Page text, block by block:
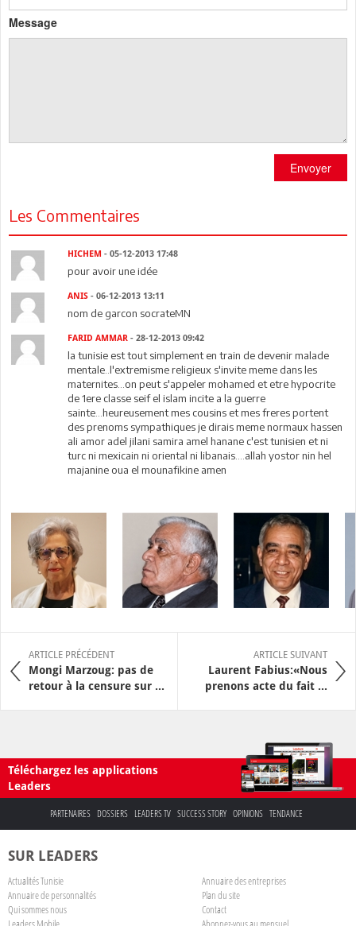
Message
Envoyer
Les Commentaires
HICHEM - 05-12-2013 17:48
pour avoir une idée
ANIS - 06-12-2013 13:11
nom de garcon socrateMN
FARID AMMAR - 28-12-2013 09:42
la tunisie est tout simplement en train de devenir malade
mentale..l'extremisme religieux s'invite meme dans les
maternites...on peut s'appeler mohamed et etre hypocrite
de 1ere classe seif el islam incite a la guerre
sainte...heureusement mes cousins et mes freres portent
des prenoms sympathiques je dirais meme normaux hassen
ali amor adel jilani samira amel hanane c'est tunisien et ni
turc ni mexicain ni oriental ni libanais....allah yostor nin hel
majanine oua el mounafikine amen
ARTICLE PRÉCÉDENT
Mongi Marzoug: pas de
retour à la censure sur ...
ARTICLE SUIVANT
Laurent Fabius:«Nous
prenons acte du fait ...
Téléchargez les applications
Leaders
PARTENAIRES DOSSIERS LEADERS TV SUCCESS STORY OPINIONS TENDANCE
SUR LEADERS
Actualités Tunisie
Annuaire des entreprises
Annuaire de personnalités
Plan du site
Qui sommes nous
Contact